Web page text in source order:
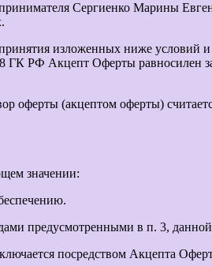
Сергиенко Марины
изложенных ниже условий
ГК РФ Акцепт Оферты
оферты (акцептом оферты)
значении:
предусмотренными в п. 3,
посредством Акцепта